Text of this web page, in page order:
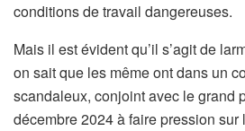
conditions de travail dangereuses.
Mais il est évident qu’il s’agit de
on sait que les même ont dans un
scandaleux, conjoint avec le grand
décembre 2024 à faire pression sur